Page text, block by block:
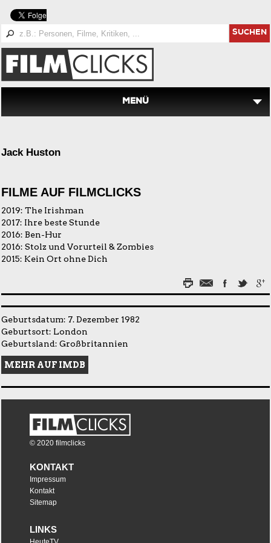
SUCHEN
MENÜ
Jack Huston
FILME AUF FILMCLICKS
2019: The Irishman
2017: Ihre beste Stunde
2016: Ben-Hur
2016: Stolz und Vorurteil & Zombies
2015: Kein Ort ohne Dich
Geburtsdatum: 7. Dezember 1982
Geburtsort: London
Geburtsland: Großbritannien
MEHR AUF IMDB
© 2020 filmclicks
KONTAKT
Impressum
Kontakt
Sitemap
LINKS